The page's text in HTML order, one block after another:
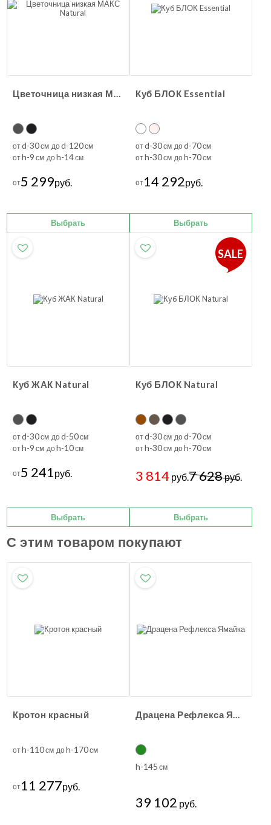
Цветочница низкая МАКС Natural
отd-30см доd-120см
отh-9 см доh-14см
от5 299руб.
Выбрать
Куб БЛОК Essential
отd-30см доd-70см
отh-30см доh-70см
от14 292руб.
Выбрать
Куб ЖАК Natural
отd-30см доd-50см
отh-9 см доh-10см
от5 241руб.
Выбрать
SALE
Куб БЛОК Natural
отd-30см доd-70см
отh-30см доh-70см
3 814 руб.7 628руб.
Выбрать
С этим товаром покупают
Кротон красный
отh-110см доh-170см
от11 277руб.
Драцена Рефлекса Ямайка
h-145 см
39 102 руб.